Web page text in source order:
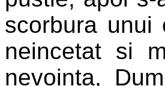
scorbura unui
neincetat si
nevointa,